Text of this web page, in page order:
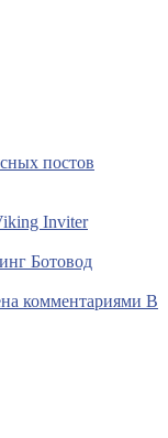
постов
Inviter
Ботовод
комментариями В